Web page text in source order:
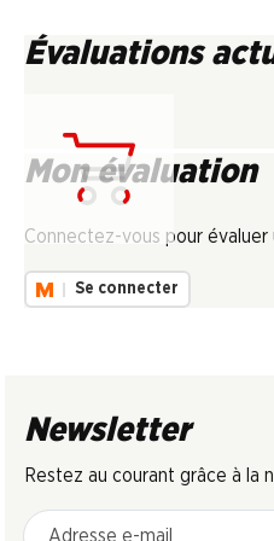
Évaluations
Mon évaluation
Connectez-vous pour évaluer
Se connecter
Newsletter
Restez au courant grâce à la
Adresse e-mail